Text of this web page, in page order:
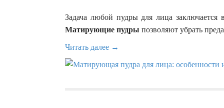
Задача любой пудры для лица заключается
Матирующие пудры позволяют убрать
Читать далее →